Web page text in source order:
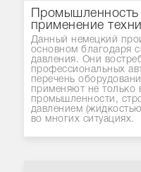
Промышленность
применение
Данный немецкий
основном благодаря
давления. Они
профессиональных
перечень
применяют не только
промышленности,
давлением
во многих ситуациях.